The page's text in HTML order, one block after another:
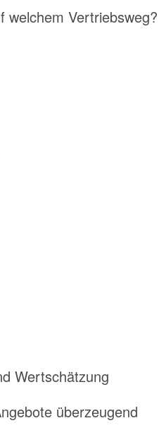
welchem Vertriebsweg?
Wertschätzung
überzeugend